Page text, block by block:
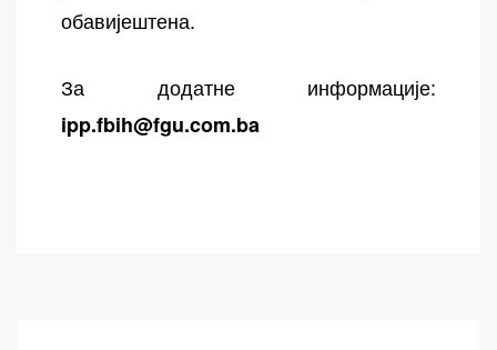
обавијештена.
За додатне информације:
ipp.fbih@fgu.com.ba